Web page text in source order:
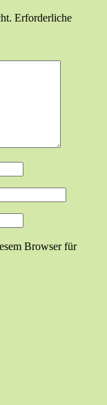
Erforderliche
Browser für